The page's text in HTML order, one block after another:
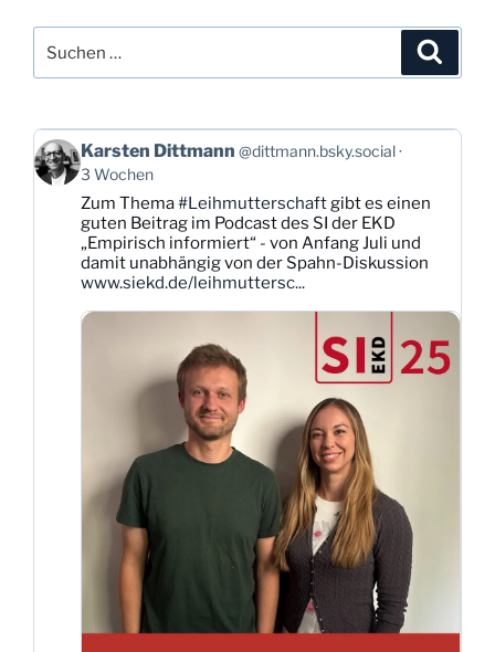
nach:
Beitrag
von
Karsten
Dittmann
Bluesky
ansehen
Karsten Dittmann @dittmann.bsky.social
3 Wochen
Zum Thema#Leihmutterschaftgibt es einen
guten Beitrag im Podcast des SI der EKD
„Empirisch informiert“ - von Anfang Juli und
damit unabhängig von der Spahn-Diskussion
www.siekd.de/leihmuttersc...